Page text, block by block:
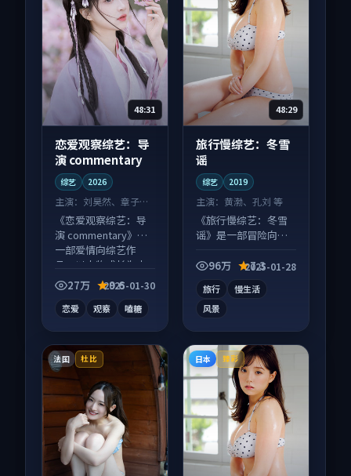
48:31
恋爱观察综艺：导
演 commentary
综艺 2026
主演： 刘昊然、章子怡
等
《恋爱观察综艺：导
演 commentary》是
一部爱情向综艺作
品，以人物成长为内
核，情感戏份扎实。
27万 9.6
2025-01-30
恋爱 观察 嗑糖
48:29
旅行慢综艺：冬雪
谣
综艺 2019
主演： 黄渤、孔刘 等
《旅行慢综艺：冬雪
谣》是一部冒险向综
行，细节值得二刷回
96万 7.3
2025-01-28
旅行
慢生活
风景
法国 杜比 日本 臻彩